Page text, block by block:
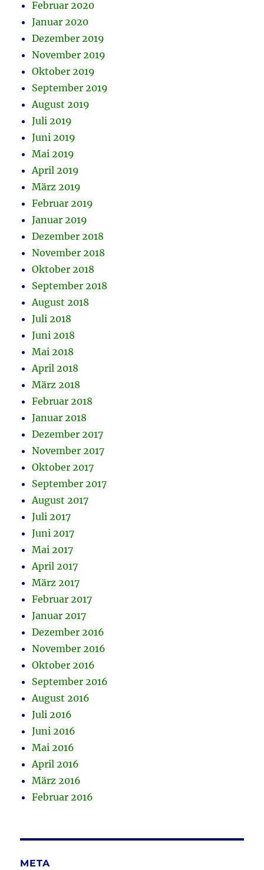
Februar 2020
Januar 2020
Dezember 2019
November 2019
Oktober 2019
September 2019
August 2019
Juli 2019
Juni 2019
Mai 2019
April 2019
März 2019
Februar 2019
Januar 2019
Dezember 2018
November 2018
Oktober 2018
September 2018
August 2018
Juli 2018
Juni 2018
Mai 2018
April 2018
März 2018
Februar 2018
Januar 2018
Dezember 2017
November 2017
Oktober 2017
September 2017
August 2017
Juli 2017
Juni 2017
Mai 2017
April 2017
März 2017
Februar 2017
Januar 2017
Dezember 2016
November 2016
Oktober 2016
September 2016
August 2016
Juli 2016
Juni 2016
Mai 2016
April 2016
März 2016
Februar 2016
META